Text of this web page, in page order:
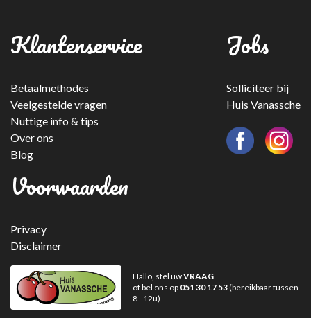
Klantenservice
Betaalmethodes
Veelgestelde vragen
Nuttige info & tips
Over ons
Blog
Jobs
Solliciteer bij
Huis Vanassche
Voorwaarden
Privacy
Disclaimer
Hallo, stel uwVRAAG
of bel ons op 051 30 17 53(bereikbaar tussen
8 - 12u)